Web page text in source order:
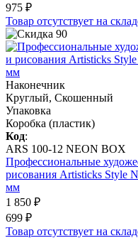
975 ₽
Товар отсутствует на
Наконечник
Круглый, Скошенный
Упаковка
Коробка (пластик)
Код:
ARS 100-12 NEON BOX
Профессиональные
рисования Artisticks Style
мм
1 850 ₽
699 ₽
Товар отсутствует на